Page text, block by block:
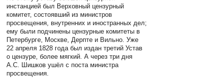
инстанцией был Верховный цензурный
комитет, состоявший из министров
просвещения, внутренних и иностранных дел;
ему были подчинены цензурные комитеты в
Петербурге, Москве, Дерпте и Вильно. Уже
22 апреля 1828 года был издан третий Устав
о цензуре, более мягкий. А через три дня
А.С. Шишков ушёл с поста министра
просвещения.